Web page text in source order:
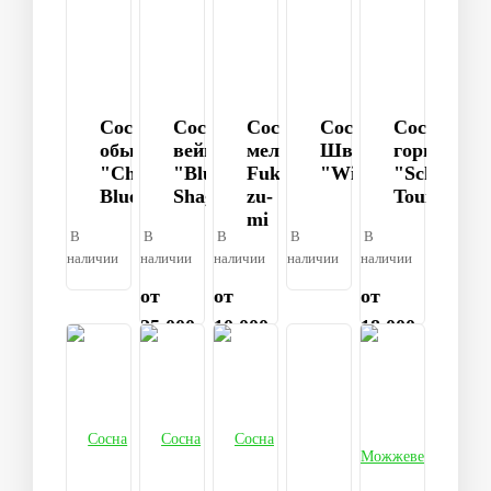
Сосна
обыкновенная
"Chantry
Blue"
В
наличии
Сосна
веймутова
"Blue
Shag"
В
наличии
от
25 000
Сосна
мелкоцветковая
Fuku-
zu-
mi
В
наличии
от
10 000
Сосна
Шверина
"Wiethorst"
В
наличии
Сосна
горная
"Schweizer
Tourist"
В
наличии
от
18 000